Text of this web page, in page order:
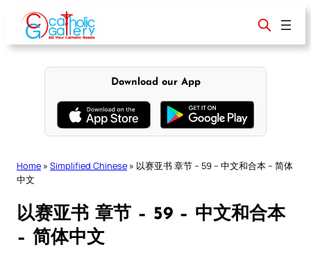
content
Download our App
Home » Simplified Chinese » 以赛亚书 章节 – 59 – 中文和合本 – 简体
中文
以赛亚书 章节 – 59 – 中文和合本
– 简体中文